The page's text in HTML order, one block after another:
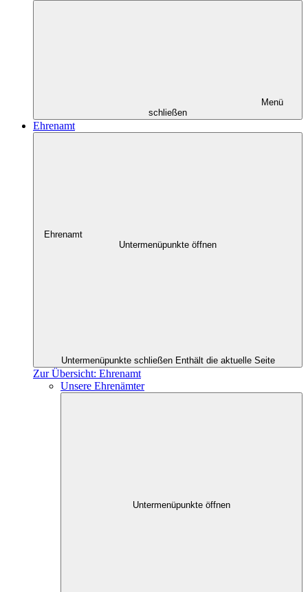
Menü
schließen
Ehrenamt
Ehrenamt
Untermenüpunkte öffnen
Untermenüpunkte schließen Enthält die aktuelle Seite
Zur Übersicht: Ehrenamt
Unsere Ehrenämter
Untermenüpunkte öffnen